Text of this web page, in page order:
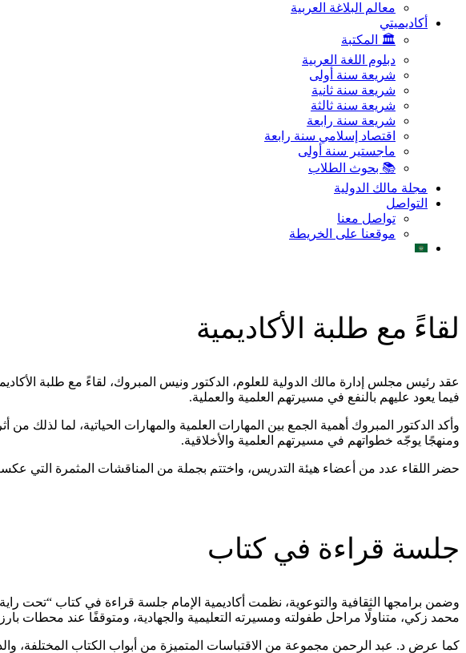
معالم البلاغة العربية
أكاديميتي
🏛️ المكتبة
دبلوم اللغة العربية
شريعة سنة أولى
شريعة سنة ثانية
شريعة سنة ثالثة
شريعة سنة رابعة
اقتصاد إسلامي سنة رابعة
ماجستير سنة أولى
📚 بحوث الطلاب
مجلة مالك الدولية
التواصل
تواصل معنا
موقعنا على الخريطة
لقاءً مع طلبة الأكاديمية
عقد رئيس مجلس إدارة مالك الدولية للعلوم، الدكتور ونيس المبروك، لقاءً مع طلبة
فيما يعود عليهم بالنفع في مسيرتهم العلمية والعملية.
وأكد الدكتور المبروك أهمية الجمع بين المهارات العلمية والمهارات الحياتية، لما
ومنهجًا يوجّه خطواتهم في مسيرتهم العلمية والأخلاقية.
حضر اللقاء عدد من أعضاء هيئة التدريس، واختتم بجملة من المناقشات المثمرة التي
جلسة قراءة في كتاب
وضمن برامجها الثقافية والتوعوية، نظمت أكاديمية الإمام جلسة قراءة في كتاب “تحت
محمد زكي، متناولًا مراحل طفولته ومسيرته التعليمية والجهادية، ومتوقفًا عند محطات
كما عرض د. عبد الرحمن مجموعة من الاقتباسات المتميزة من أبواب الكتاب المختلفة،